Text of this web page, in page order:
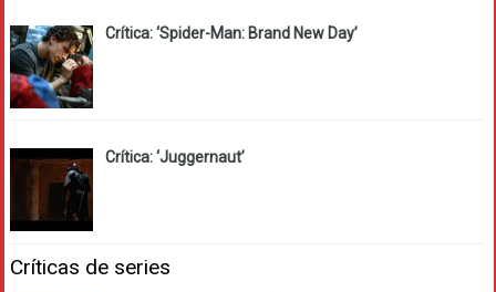
Crítica: ‘Spider-Man: Brand New Day’
Crítica: ‘Juggernaut’
Críticas de series